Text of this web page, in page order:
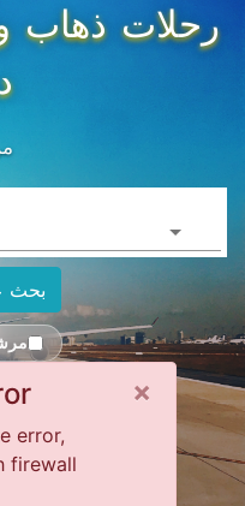
بحث
×
alert
error,